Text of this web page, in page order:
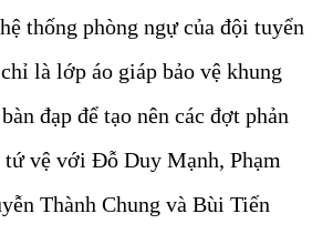
thống phòng ngự của đội tuyển
là lớp áo giáp bảo vệ khung
đạp để tạo nên các đợt phản
tứ vệ với Đỗ Duy Mạnh, Phạm
Thành Chung và Bùi Tiến